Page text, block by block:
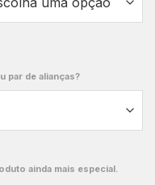
par de alianças?
ainda mais especial.